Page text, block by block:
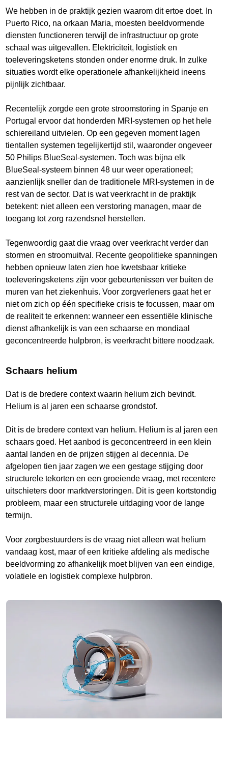
We hebben in de praktijk gezien waarom dit ertoe doet. In
Puerto Rico, na orkaan Maria, moesten beeldvormende
diensten functioneren terwijl de infrastructuur op grote
schaal was uitgevallen. Elektriciteit, logistiek en
toeleveringsketens stonden onder enorme druk. In zulke
situaties wordt elke operationele afhankelijkheid ineens
pijnlijk zichtbaar.
Recentelijk zorgde een grote stroomstoring in Spanje en
Portugal ervoor dat honderden MRI-systemen op het hele
schiereiland uitvielen. Op een gegeven moment lagen
tientallen systemen tegelijkertijd stil, waaronder ongeveer
50 Philips BlueSeal-systemen. Toch was bijna elk
BlueSeal-systeem binnen 48 uur weer operationeel;
aanzienlijk sneller dan de traditionele MRI-systemen in de
rest van de sector. Dat is wat veerkracht in de praktijk
betekent: niet alleen een verstoring managen, maar de
toegang tot zorg razendsnel herstellen.
Tegenwoordig gaat die vraag over veerkracht verder dan
stormen en stroomuitval. Recente geopolitieke spanningen
hebben opnieuw laten zien hoe kwetsbaar kritieke
toeleveringsketens zijn voor gebeurtenissen ver buiten de
muren van het ziekenhuis. Voor zorgverleners gaat het er
niet om zich op één specifieke crisis te focussen, maar om
de realiteit te erkennen: wanneer een essentiële klinische
dienst afhankelijk is van een schaarse en mondiaal
geconcentreerde hulpbron, is veerkracht bittere noodzaak.
Schaars helium
Dat is de bredere context waarin helium zich bevindt.
Helium is al jaren een schaarse grondstof.
Dit is de bredere context van helium. Helium is al jaren een
schaars goed. Het aanbod is geconcentreerd in een klein
aantal landen en de prijzen stijgen al decennia. De
afgelopen tien jaar zagen we een gestage stijging door
structurele tekorten en een groeiende vraag, met recentere
uitschieters door marktverstoringen. Dit is geen kortstondig
probleem, maar een structurele uitdaging voor de lange
termijn.
Voor zorgbestuurders is de vraag niet alleen wat helium
vandaag kost, maar of een kritieke afdeling als medische
beeldvorming zo afhankelijk moet blijven van een eindige,
volatiele en logistiek complexe hulpbron.